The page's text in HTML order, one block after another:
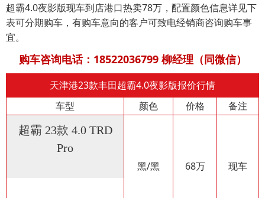
超霸4.0夜影版现车到店港口热卖78万，配置颜色信息详见下
表可分期购车，有购车意向的客户可致电经销商咨询购车事
宜。
购车咨询电话：18522036799柳经理（同微信）
天津港23款丰田超霸4.0夜影版报价行情
车型
颜色 价格
备注
超霸 23款 4.0 TRD
Pro
黑/黑
68万 现车